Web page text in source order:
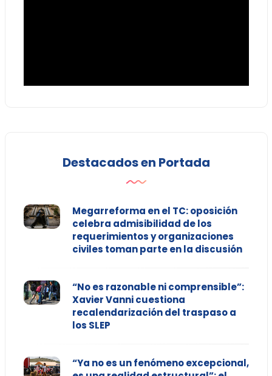
Destacados en Portada
Megarreforma en el TC: oposición
celebra admisibilidad de los
requerimientos y organizaciones
civiles toman parte en la discusión
“No es razonable ni comprensible”:
Xavier Vanni cuestiona
recalendarización del traspaso a
los SLEP
“Ya no es un fenómeno excepcional,